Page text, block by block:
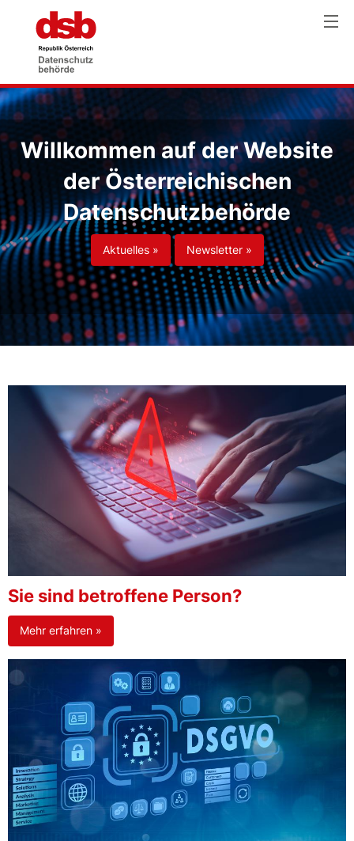
Willkommen auf der Website
der Österreichischen
Datenschutzbehörde
Aktuelles » Newsletter »
Sie sind betroffene Person?
Mehr erfahren »